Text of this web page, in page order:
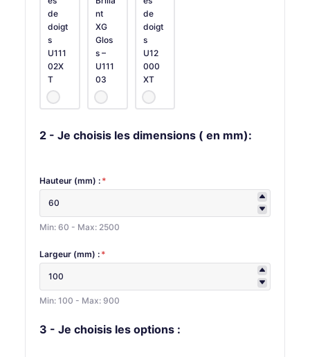
de
doigt
s
U111
02X
T
nt
XG
Glos
s –
U111
03
de
doigt
s
U12
000
XT
2 - Je choisis les dimensions ( en mm):
Hauteur (mm) : *
Min: 60 - Max: 2500
Largeur (mm) : *
Min: 100 - Max: 900
3 - Je choisis les options :